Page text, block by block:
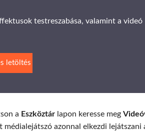
testreszabása, valamint a videó
letöltés
a Eszköztár lapon keresse meg
azonnal elkezdi lejátszani